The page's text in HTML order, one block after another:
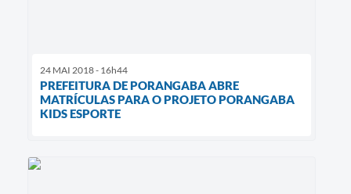
24 MAI 2018 - 16h44
PREFEITURA DE PORANGABA ABRE
MATRÍCULAS PARA O PROJETO PORANGABA
KIDS ESPORTE